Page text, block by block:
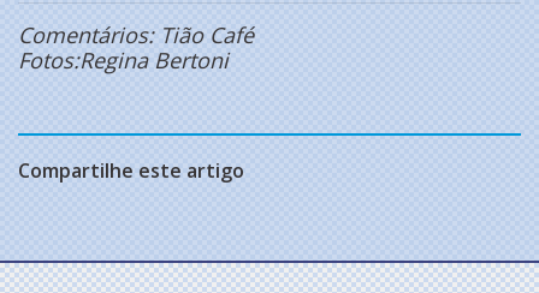
Comentários: Tião Café
Fotos:Regina Bertoni
Compartilhe este artigo